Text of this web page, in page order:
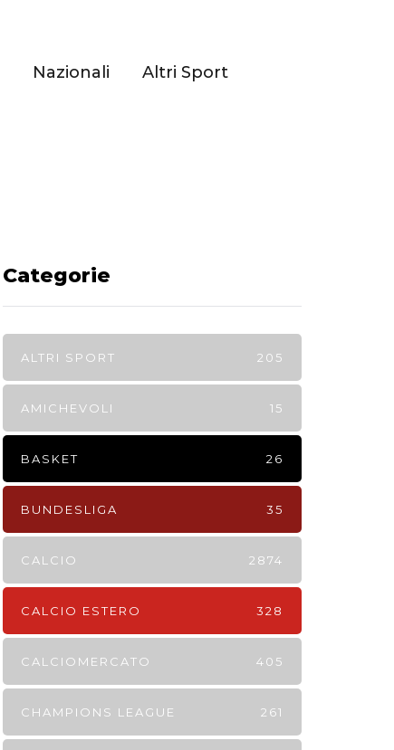
Nazionali Altri Sport
Categorie
ALTRI SPORT 205
AMICHEVOLI 15
BASKET 26
BUNDESLIGA 35
CALCIO 2874
CALCIO ESTERO 328
CALCIOMERCATO 405
CHAMPIONS LEAGUE 261